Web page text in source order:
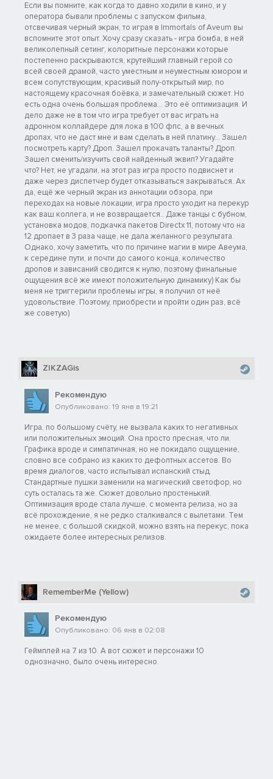
Если вы помните, как когда то давно ходили в кино, и у
оператора бывали проблемы с запуском фильма,
отсвечивая черный экран, то играя в Immortals of Aveum вы
вспомните этот опыт. Хочу сразу сказать - игра бомба, в ней
великолепный сетинг, колоритные персонажи которые
постепенно раскрываются, крутейший главный герой со
всей своей драмой, часто уместным и неуместным юмором и
всем сопутствующим, красивый полу-открытый мир, по
настоящему красочная боёвка, и замечательный сюжет. Но
есть одна очень большая проблема... Это её оптимизация. И
дело даже не в том что игра требует от вас играть на
адронном коллайдере для лока в 100 фпс, а в вечных
дропах, что не даст мне и вам сделать в ней платину... Зашел
посмотреть карту? Дроп. Зашел прокачать таланты? Дроп.
Зашел сменить/изучить свой найденный эквип? Угадайте
что? Нет, не угадали, на этот раз игра просто подвиснет и
даже через диспетчер будет отказываться закрываться. Ах
да, ещё же черный экран из аннотации обзора, при
переходах на новые локации, игра просто уходит на перекур
как ваш коллега, и не возвращается.. Даже танцы с бубном,
установка модов, подкачка пакетов Directx 11, потому что на
12 дропает в 3 раза чаще, не дала желанного результата.
Однако, хочу заметить, что по причине магии в мире Авеума,
к середине пути, и почти до самого конца, количество
дропов и зависаний сводится к нулю, поэтому финальные
ощущения всё же имеют положительную динамику) Как бы
меня не триггерили проблемы игры, я получил от неё
удовольствие. Поэтому, приобрести и пройти один раз, всё
же советую)
ZIKZAGis
Рекомендую
Опубликовано: 19 янв в 19:21
Игра, по большому счёту, не вызвала каких то негативных
или положительных эмоций. Она просто пресная, что ли.
Графика вроде и симпатичная, но не покидало ощущение,
словно все собрано из каких то дефолтных ассетов. Во
время диалогов, часто испытывал испанский стыд.
Стандартные пушки заменили на магический светофор, но
суть осталась та же. Сюжет довольно простенький.
Оптимизация вроде стала лучше, с момента релиза, но за
всё прохождение, я не редко сталкивался с вылетами. Тем
не менее, с большой скидкой, можно взять на перекус, пока
ожидаете более интересных релизов.
RememberMe (Yellow)
Рекомендую
Опубликовано: 06 янв в 02:08
Геймплей на 7 из 10. А вот сюжет и персонажи 10
однозначно, было очень интересно.